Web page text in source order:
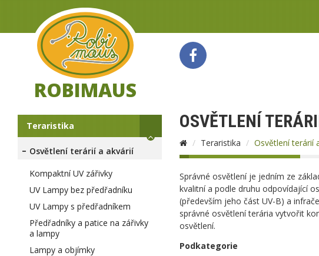
ROBIMAUS
Teraristika
Osvětlení terárií a akvárií
Kompaktní UV zářivky
UV Lampy bez předřadníku
UV Lampy s předřadníkem
Předřadníky a patice na zářivky
a lampy
Lampy a objímky
OSVĚTLENÍ
Teraristika Osvětlení terárií
Správné osvětlení je jedním ze
kvalitní a podle druhu odpovídající
(především jeho část UV-B) a
správné osvětlení terária vytvořit
osvětlení.
Podkategorie